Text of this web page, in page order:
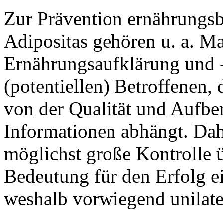
Zur Prävention
Adipositas gehören u. a.
Ernährungsaufklärung
(potentiellen) Betroffenen,
von der Qualität und
Informationen abhängt.
möglichst große Kontrolle
Bedeutung für den Erfolg
weshalb vorwiegend